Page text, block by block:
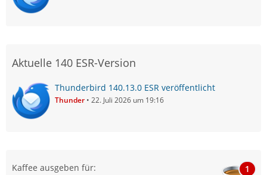
Aktuelle 140 ESR-Version
Thunderbird 140.13.0 ESR veröffentlicht
Thunder 22. Juli 2026 um 19:16
Kaffee ausgeben für: 1